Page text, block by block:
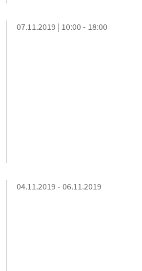
07.11.2019 | 10:00 - 18:00
04.11.2019 - 06.11.2019